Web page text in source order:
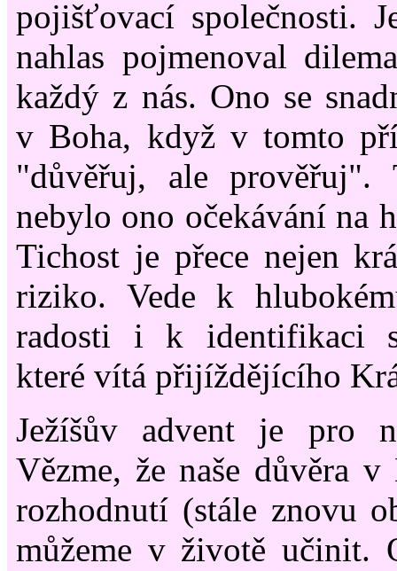
pojišťovací společnosti.
nahlas pojmenoval
každý z nás. Ono se
v Boha, když v tomto
"důvěřuj, ale
nebylo ono očekávání na
Tichost je přece nejen
riziko. Vede k
radosti i k identifikaci
které vítá přijíždějícího
Ježíšův advent je pro
Vězme, že naše důvěra
rozhodnutí (stále znovu
můžeme v životě učinit.